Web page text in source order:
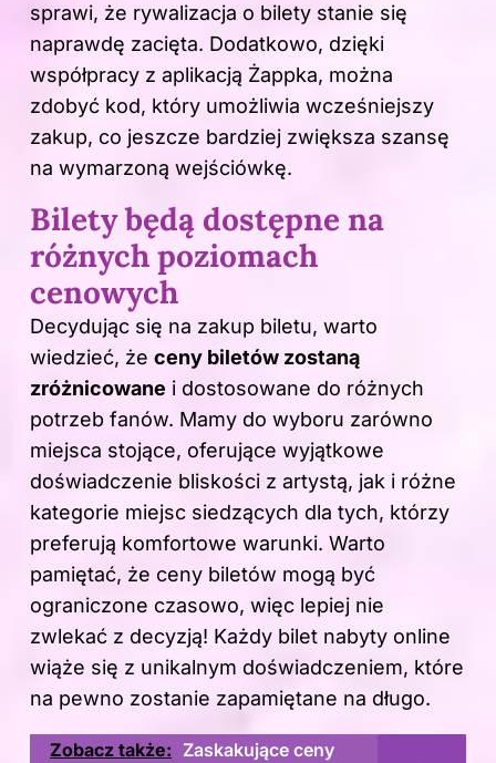
sprawi, że rywalizacja o bilety stanie się
naprawdę zacięta. Dodatkowo, dzięki
współpracy z aplikacją Żappka, można
zdobyć kod, który umożliwia wcześniejszy
zakup, co jeszcze bardziej zwiększa szansę
na wymarzoną wejściówkę.
Bilety będą dostępne na
różnych poziomach
cenowych
Decydując się na zakup biletu, warto
wiedzieć, że ceny biletów zostaną
zróżnicowane i dostosowane do różnych
potrzeb fanów. Mamy do wyboru zarówno
miejsca stojące, oferujące wyjątkowe
doświadczenie bliskości z artystą, jak i różne
kategorie miejsc siedzących dla tych, którzy
preferują komfortowe warunki. Warto
pamiętać, że ceny biletów mogą być
ograniczone czasowo, więc lepiej nie
zwlekać z decyzją! Każdy bilet nabyty online
wiąże się z unikalnym doświadczeniem, które
na pewno zostanie zapamiętane na długo.
Zobacz także: Zaskakujące ceny